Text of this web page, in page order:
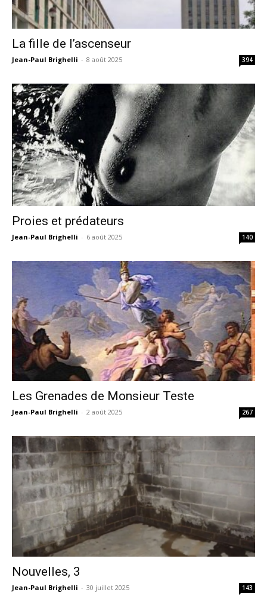
La fille de l’ascenseur
Jean-Paul Brighelli - 8 août 2025 394
Proies et prédateurs
Jean-Paul Brighelli - 6 août 2025 140
Les Grenades de Monsieur Teste
Jean-Paul Brighelli - 2 août 2025 267
Nouvelles, 3
Jean-Paul Brighelli - 30 juillet 2025 143